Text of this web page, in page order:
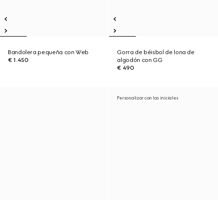
Bandolera pequeña con Web
€ 1.450
Gorra de béisbol de lona de
algodón con GG
€ 490
Personalizar con las iniciales